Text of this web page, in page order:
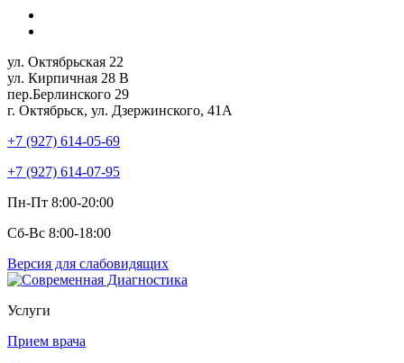
ул. Октябрьская 22
ул. Кирпичная 28 В
пер.Берлинского 29
г. Октябрьск, ул. Дзержинского, 41А
+7 (927) 614-05-69
+7 (927) 614-07-95
Пн-Пт 8:00-20:00
Сб-Вс 8:00-18:00
Версия для слабовидящих
Услуги
Прием врача